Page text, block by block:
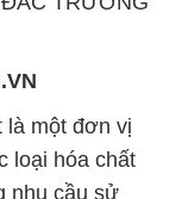
loại hóa chất
cầu sử
và đáp ứng
sản phẩm
tôi luôn coi